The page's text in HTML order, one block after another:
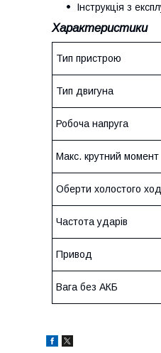
Інструкція з
Характеристики
Тип пристрою
Тип двигуна
Робоча напруга
Макс. крутний момент
Оберти холостого
Частота ударів
Привод
Вага без АКБ